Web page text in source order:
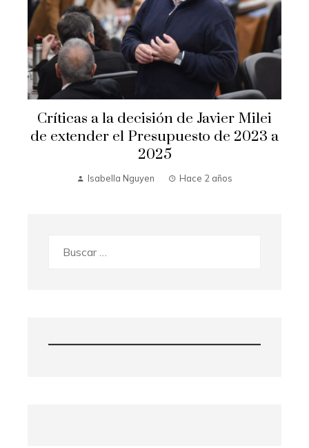
Críticas a la decisión de Javier Milei
de extender el Presupuesto de 2023 a
2025
Isabella Nguyen Hace 2 años